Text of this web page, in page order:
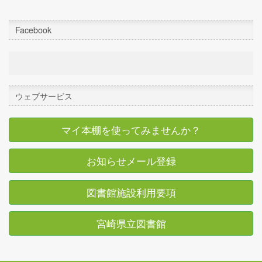
Facebook
ウェブサービス
マイ本棚を使ってみませんか？
お知らせメール登録
図書館施設利用要項
宮崎県立図書館